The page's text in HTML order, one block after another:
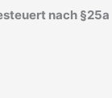
nach §25a